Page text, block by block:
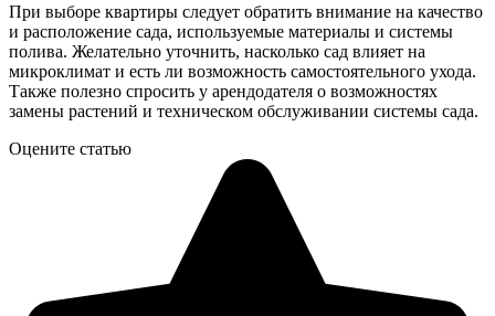
При выборе квартиры следует обратить внимание на качество
и расположение сада, используемые материалы и системы
полива. Желательно уточнить, насколько сад влияет на
микроклимат и есть ли возможность самостоятельного ухода.
Также полезно спросить у арендодателя о возможностях
замены растений и техническом обслуживании системы сада.
Оцените статью